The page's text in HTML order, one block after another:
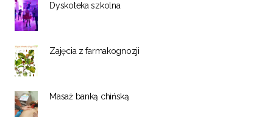
Dyskoteka szkolna
Zajęcia z farmakognozji
Masaż banką chińską